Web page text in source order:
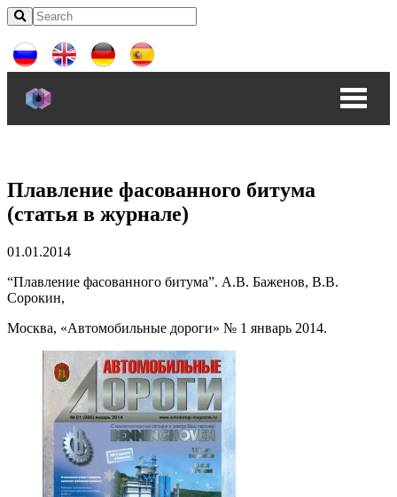
Плавление фасованного битума
(статья в журнале)
01.01.2014
“Плавление фасованного битума”. А.В. Баженов, В.В.
Сорокин,
Москва, «Автомобильные дороги» № 1 январь 2014.